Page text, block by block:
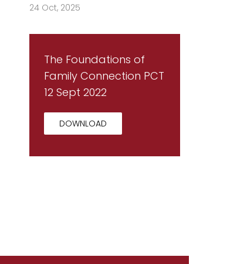
24 Oct, 2025
The Foundations of
Family Connection PCT
12 Sept 2022
DOWNLOAD